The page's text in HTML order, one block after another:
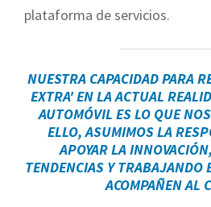
plataforma de servicios.
NUESTRA CAPACIDAD PARA
EXTRA' EN LA ACTUAL
AUTOMÓVIL ES LO QUE
ELLO, ASUMIMOS LA
APOYAR LA
TENDENCIAS Y TRABAJANDO
ACOMPAÑEN AL